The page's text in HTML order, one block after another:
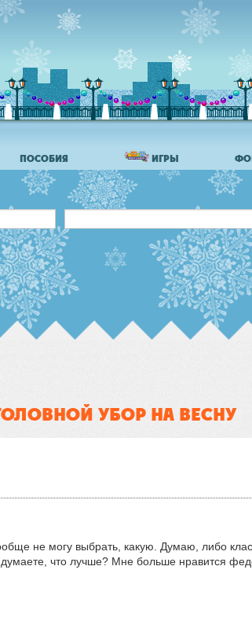
ПОСОБИЯ ИГРЫ
УБОР НА ВЕСНУ
не могу выбрать, какую. Думаю, либо
что лучше? Мне больше нравится